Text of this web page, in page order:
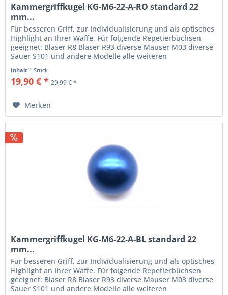
Kammergriffkugel KG-M6-22-A-RO standard 22
mm...
Für besseren Griff, zur Individualisierung und als optisches
Highlight an Ihrer Waffe. Für folgende Repetierbüchsen
geeignet: Blaser R8 Blaser R93 diverse Mauser M03 diverse
Sauer S101 und andere Modelle alle weiteren
Inhalt 1 Stück
19,90 € * 29,99 € *
Merken
Kammergriffkugel KG-M6-22-A-BL standard 22
mm...
Für besseren Griff, zur Individualisierung und als optisches
Highlight an Ihrer Waffe. Für folgende Repetierbüchsen
geeignet: Blaser R8 Blaser R93 diverse Mauser M03 diverse
Sauer S101 und andere Modelle alle weiteren